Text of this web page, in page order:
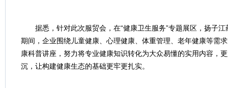
据悉，针对此次服贸会，在“健康卫生服务”专题展区，扬子江
期间，企业围绕儿童健康、心理健康、体重管理、老年健康等需
康科普讲座，努力将专业健康知识转化为大众易懂的实用内容，
沉，让构建健康生态的基础更牢更扎实。